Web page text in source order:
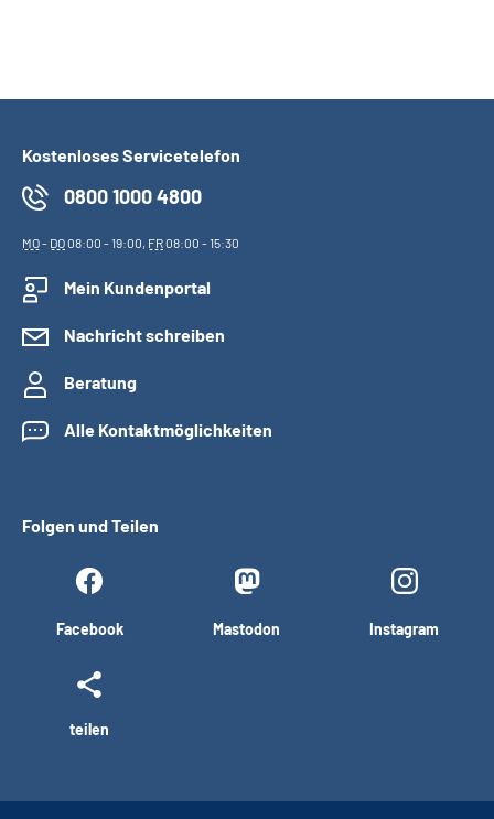
Kostenloses Servicetelefon
0800 1000 4800
MO- DO08:00 - 19:00, FR08:00 - 15:30
Mein Kundenportal
Nachricht schreiben
Beratung
Alle Kontaktmöglichkeiten
Folgen und Teilen
Facebook Mastodon Instagram
teilen